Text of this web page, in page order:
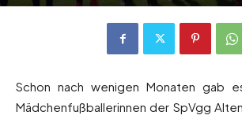
Schon nach wenigen Monaten gab
Mädchenfußballerinnen der SpVgg